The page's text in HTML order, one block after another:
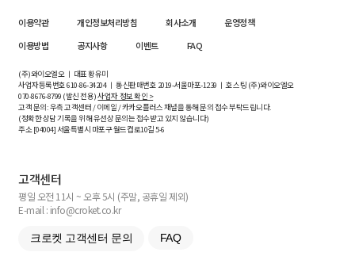
이용약관 개인정보처리방침 회사소개
운영정책
이용방법
공지사항 이벤트 FAQ
(주)와이오엘오 ㅣ 대표 황유미
사업자등록번호610-86-34204ㅣ 통신판매번호 2019-서울마포-1239 ㅣ 호스팅 (주)와이오엘오
070-8676-8799 (발신 전용)사업자 정보 확인 >
고객 문의: 우측 고객센터 / 이메일 / 카카오플러스 채널을 통해 문의 접수 부탁드립니다.
(정확한 상담 기록을 위해 유선상 문의는 접수받고 있지 않습니다)
주소 [04004] 서울특별시 마포구 월드컵로10길5-6
고객센터
평일 오전 11시 ~ 오후 5시 (주말, 공휴일 제외)
E-mail : info@croket.co.kr
크로켓 고객센터 문의 FAQ